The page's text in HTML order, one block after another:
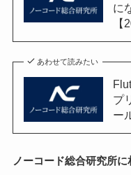
に
あわせて読みたい
プ
ー
ノーコード総合研究所